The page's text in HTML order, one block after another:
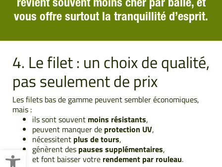
Ouvrir la barre d’outils
revient souvent moins cher par balle, et
vous offre surtout la tranquillité d’esprit.
4. Le filet : un choix de qualité,
pas seulement de prix
Les filets bas de gamme peuvent sembler économiques,
mais :
ils sont souvent moins résistants,
peuvent manquer de protection UV,
nécessitent plus de tours,
génèrent des pauses supplémentaires,
et font baisser votre rendement par rouleau.